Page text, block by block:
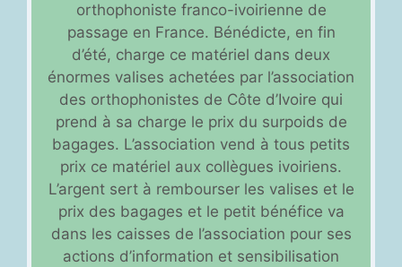
orthophoniste franco-ivoirienne de
passage en France. Bénédicte, en fin
d’été, charge ce matériel dans deux
énormes valises achetées par l’association
des orthophonistes de Côte d’Ivoire qui
prend à sa charge le prix du surpoids de
bagages. L’association vend à tous petits
prix ce matériel aux collègues ivoiriens.
L’argent sert à rembourser les valises et le
prix des bagages et le petit bénéfice va
dans les caisses de l’association pour ses
actions d’information et sensibilisation